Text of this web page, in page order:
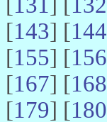
[143] [144
[155] [156
[167] [168
[179] [180